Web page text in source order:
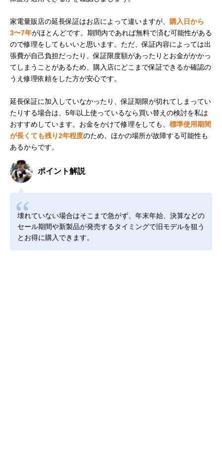
家電量販店の延長保証はお店によって違いますが、
購入日から
3〜7年がほとんどです。期間内であれば無料で済む可能性がある
ので修理をしてもいいと思います。ただ、保証内容によっては出
張費が自己負担だったり、保証限度額があったりとお金がかかっ
てしまうことがあるため、購入店にどこまで保証できるか確認の
うえ修理依頼をした方が安心です。
延長保証に加入していなかったり、保証期限が切れてしまってい
たりする場合は、5年以上使っているなら買い替えの検討を私は
おすすめしています。お金をかけて修理をしても、 標準使用期間
が長くても残り2年程度のため、ほかの場所が故障する可能性も
あるからです。
ポイント解説
壊れていない場合はそこまで急がず、年末年始、決算などの
セール期間や新製品が発売するタイミングで旧モデルを狙う
とお得に購入できます。